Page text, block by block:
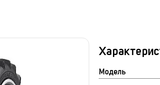
Модель